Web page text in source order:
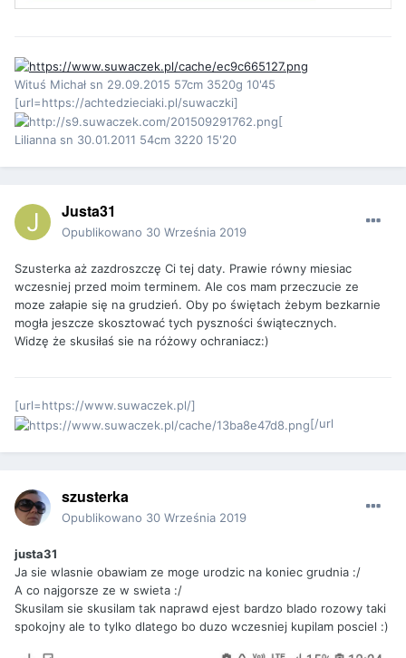
Wituś Michał sn 29.09.2015 57cm 3520g 10'45
[url=https://achtedzieciaki.pl/suwaczki]
[
Lilianna sn 30.01.2011 54cm 3220 15'20
Justa31
Opublikowano 30 Września 2019
Szusterka aż zazdroszczę Ci tej daty. Prawie równy miesiac
wczesniej przed moim terminem. Ale cos mam przeczucie ze
moze załapie się na grudzień. Oby po świętach żebym bezkarnie
mogła jeszcze skosztować tych pyszności świątecznych.
Widzę że skusiłaś sie na różowy ochraniacz:)
[url=https://www.suwaczek.pl/]
[/url
szusterka
Opublikowano 30 Września 2019
justa31
Ja sie wlasnie obawiam ze moge urodzic na koniec grudnia :/
A co najgorsze ze w swieta :/
Skusilam sie skusilam tak naprawd ejest bardzo blado rozowy taki
spokojny ale to tylko dlatego bo duzo wczesniej kupilam posciel :)